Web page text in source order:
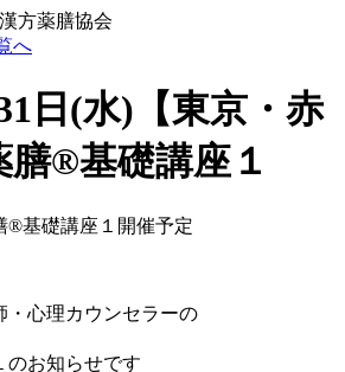
へ
日(水)【東京・赤
膳®︎基礎講座１
®基礎講座１開催予定
・心理カウンセラーの
のお知らせです